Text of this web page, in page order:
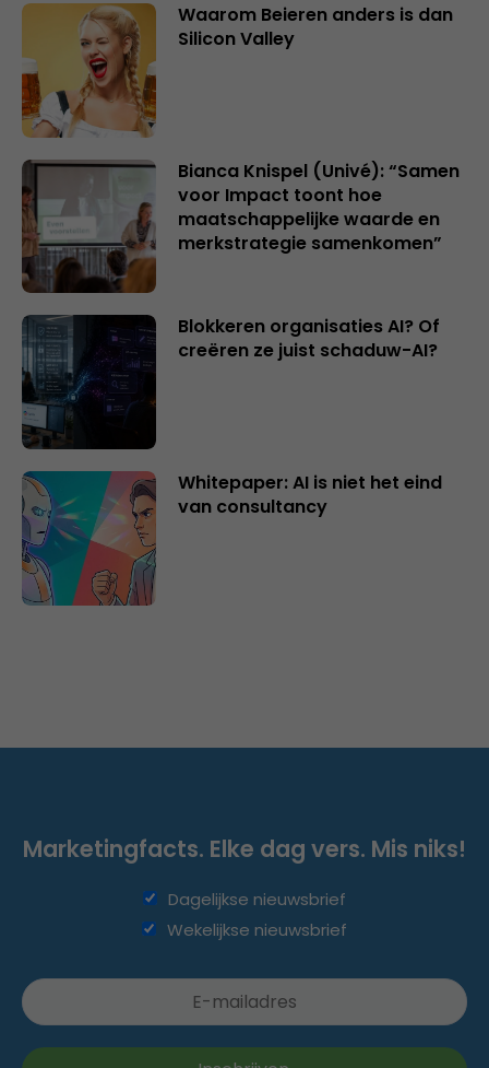
Waarom Beieren anders is dan
Silicon Valley
Bianca Knispel (Univé): “Samen
voor Impact toont hoe
maatschappelijke waarde en
merkstrategie samenkomen”
Blokkeren organisaties AI? Of
creëren ze juist schaduw-AI?
Whitepaper: AI is niet het eind
van consultancy
Marketingfacts. Elke dag vers. Mis niks!
Dagelijkse nieuwsbrief
Wekelijkse nieuwsbrief